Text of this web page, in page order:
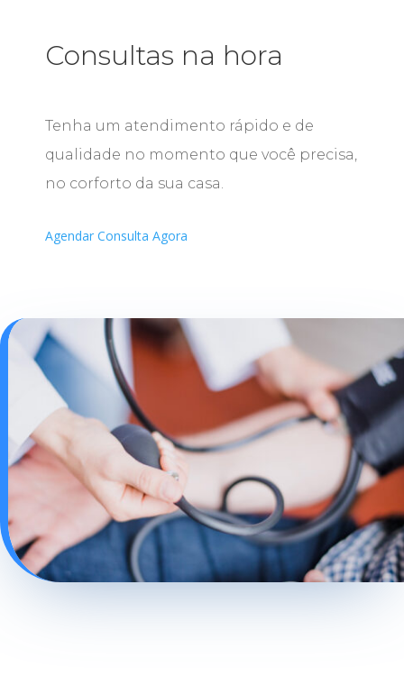
Consultas na hora
Tenha um atendimento rápido e de
qualidade no momento que você precisa,
no corforto da sua casa.
Agendar Consulta Agora